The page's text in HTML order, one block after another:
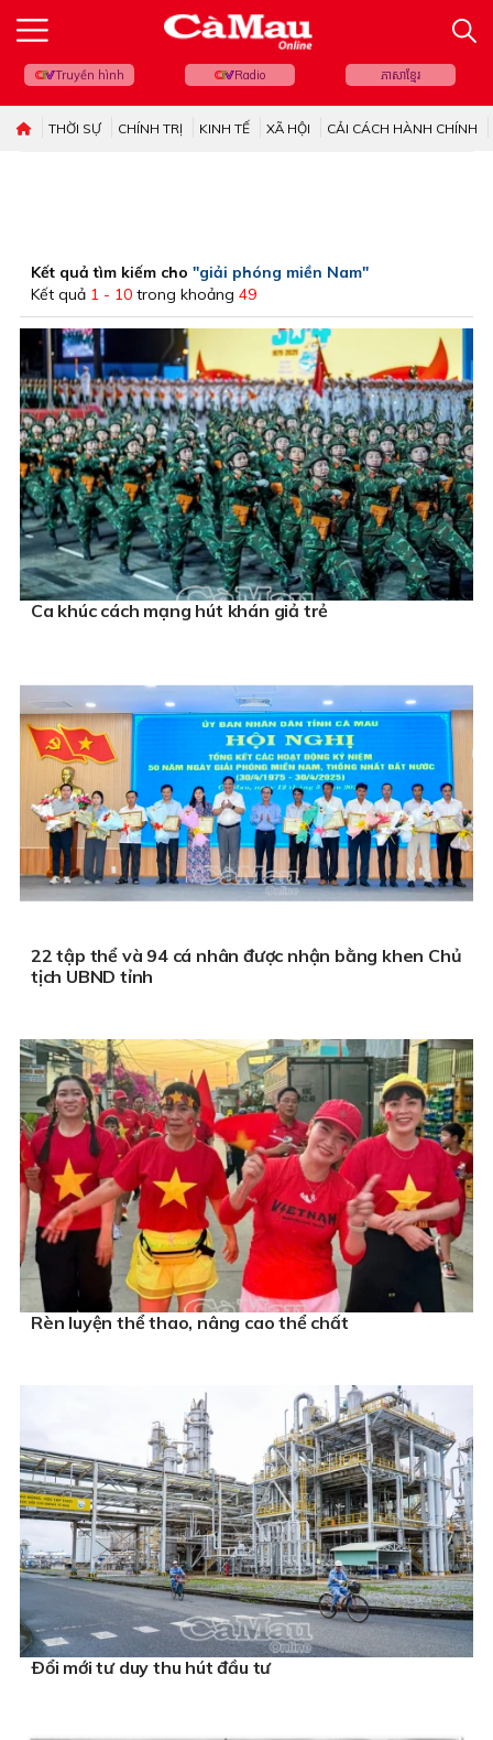
Truyền hình Radio ភាសាខ្មែរ
THỜI SỰ CHÍNH TRỊ KINH TẾ XÃ HỘI CẢI CÁCH HÀNH CHÍNH
Kết quả tìm kiếm cho "giải phóng miền Nam"
Kết quả 1 - 10 trong khoảng 49
Ca khúc cách mạng hút khán giả trẻ
22 tập thể và 94 cá nhân được nhận bằng khen Chủ
tịch UBND tỉnh
Rèn luyện thể thao, nâng cao thể chất
Ðổi mới tư duy thu hút đầu tư